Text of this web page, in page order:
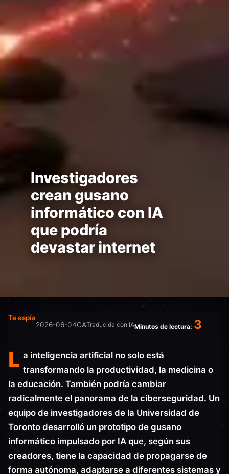
Investigadores
crean gusano
informático con IA
que podría
devastar internet
Te espía
2026-06-04CATraducida con IAMinutos de lectura: 3
L a inteligencia artificial no solo está
transformando la productividad, la medicina o
la educación. También podría cambiar
radicalmente el panorama de la ciberseguridad. Un
equipo de investigadores de la Universidad de
Toronto desarrolló un prototipo de gusano
informático impulsado por IA que, según sus
creadores, tiene la capacidad de propagarse de
forma autónoma, adaptarse a diferentes sistemas y